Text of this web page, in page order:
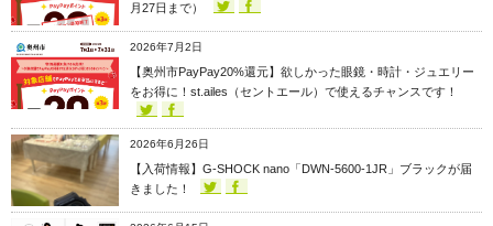
月27日まで）
2026年7月2日
【奥州市PayPay20%還元】欲しかった眼鏡・時計・ジュエリー
をお得に！st.ailes（セントエール）で使えるチャンスです！
2026年6月26日
【入荷情報】G-SHOCK nano「DWN-5600-1JR」ブラックが届
きました！